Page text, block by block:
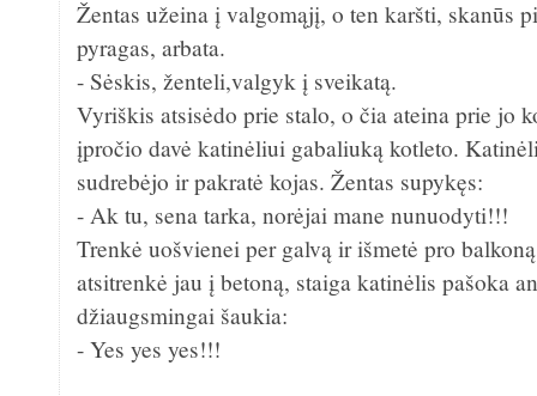
Žentas užeina į valgomąjį, o ten karšti, skanūs
pyragas, arbata.
- Sėskis, ženteli,valgyk į sveikatą.
Vyriškis atsisėdo prie stalo, o čia ateina prie jo
įpročio davė katinėliui gabaliuką kotleto.
sudrebėjo ir pakratė kojas. Žentas supykęs:
- Ak tu, sena tarka, norėjai mane nunuodyti!!!
Trenkė uošvienei per galvą ir išmetė pro
atsitrenkė jau į betoną, staiga katinėlis pašoka
džiaugsmingai šaukia:
- Yes yes yes!!!